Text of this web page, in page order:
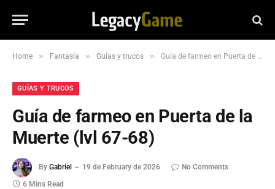
Home » Fantasía » Guías y trucos » Guía de farmeo en Puerta de la Muerte (lvl 67-68)
GUÍAS Y TRUCOS
Guía de farmeo en Puerta de la
Muerte (lvl 67-68)
By Gabriel 19 de February de 2026
No Comments
6 Mins Read